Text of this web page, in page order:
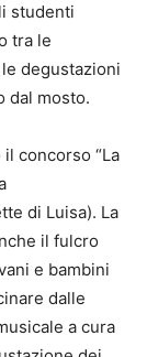
studenti
tra le
degustazioni
dal mosto.
concorso “La
di Luisa). La
il fulcro
e bambini
dalle
a cura